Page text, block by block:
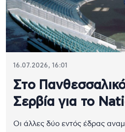
16.07.2026, 16:01
Στο
Σερβία για το
Οι άλλες δύο εντός έδρας